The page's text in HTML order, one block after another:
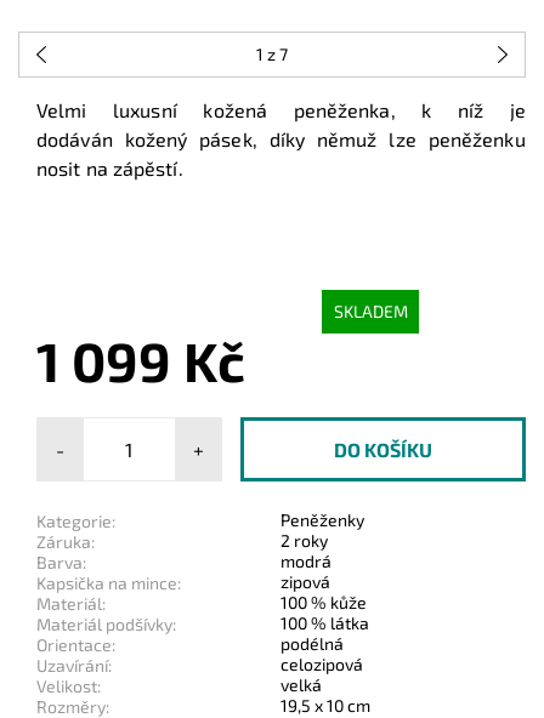
1 z 7
Velmi luxusní kožená peněženka, k níž je
dodáván kožený pásek, díky němuž lze peněženku
nosit na zápěstí.
SKLADEM
1 099 Kč
- +
Kategorie:
Peněženky
Záruka:
2 roky
Barva:
modrá
Kapsička na mince:
zipová
Materiál:
100 % kůže
Materiál podšívky:
100 % látka
Orientace:
podélná
Uzavírání:
celozipová
Velikost:
velká
Rozměry:
19,5 x 10 cm